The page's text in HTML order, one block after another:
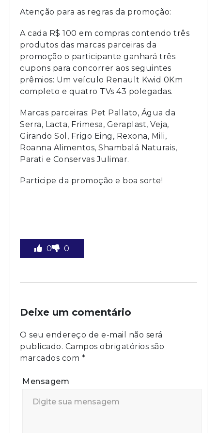
Atenção para as regras da promoção:
A cada R$ 100 em compras contendo três
produtos das marcas parceiras da
promoção o participante ganhará três
cupons para concorrer aos seguintes
prêmios: Um veículo Renault Kwid 0Km
completo e quatro TVs 43 polegadas.
Marcas parceiras: Pet Pallato, Água da
Serra, Lacta, Frimesa, Geraplast, Veja,
Girando Sol, Frigo Eing, Rexona, Mili,
Roanna Alimentos, Shambalá Naturais,
Parati e Conservas Julimar.
Participe da promoção e boa sorte!
0 0
Deixe um comentário
O seu endereço de e-mail não será
publicado. Campos obrigatórios são
marcados com *
Mensagem